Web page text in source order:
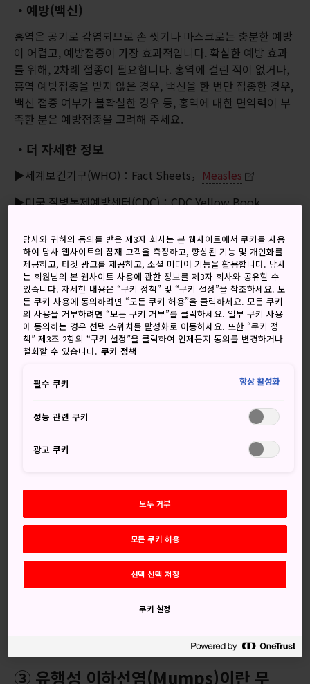
・예방(백신)
홍역은 공기로 감염되므로 손 씻기나 마스크로는 충분한 예방
이 어렵고, 예방접종이 가장 효과적입니다. 확실한 예방 효과
를 위해, 2차례 접종이 필요합니다. 홍역에 걸린 적이 없거나,
홍역 예방접종을 받지 않은 경우, 백신을 한 번만 접종한 경우,
백신 접종 여부가 불확실한 경우 등, 홍역에 대한 면역력이 부
족한 분은 예방접종을 고려해 주세요.
・더 자세한 정보
▶세계보건기구(WHO)：Fact Sheets， Measles
▶미국 질병통제예방센터(CDC)：CDC Yellow Book
② 풍진(Rubella)이란 무엇인가요?
풍진은 풍진 바이러스에 의해 발생하며, 환자와 접촉하거나 환
자의 기침이나 재채기 등으로 퍼진 바이러스를 흡입하여 전염
됩니다. 발열, 발진, 림프절 부종이 주요 증상입니다. 감염되더
라도 증상이 나타나지 않는 경우가 15~30% 정도 있습니다.
・예방(백신)
스에 감염되면, 태어날 아기가 난청, 백내장, 심장 질환 등을 가
지 않은 경우, 백신을 한 번만 접종한 경우, 백신 접종 여부가
종을 고려해 주세요.
・더 자세한 정보
▶세계보건기구(WHO)：Fact Sheets，
▶미국 질병통제예방센터(CDC)：CDC Yellow Book
2024，Rubella
▶미국 질병통제예방센터(CDC)：Rubella (German
③ 유행성 이하선염(Mumps)이란 무
당사와 귀하의 동의를 받은 제3자 회사는 본 웹사이트에서 쿠키를 사용
하여 당사 웹사이트의 잠재 고객을 측정하고, 향상된 기능 및 개인화를
제공하고, 타겟 광고를 제공하고, 소셜 미디어 기능을 활용합니다. 당사
는 회원님의 본 웹사이트 사용에 관한 정보를 제3자 회사와 공유할 수
있습니다. 자세한 내용은 “쿠키 정책” 및 “쿠키 설정”을 참조하세요. 모
든 쿠키 사용에 동의하려면 “모든 쿠키 허용”을 클릭하세요. 모든 쿠키
의 사용을 거부하려면 “모든 쿠키 거부”를 클릭하세요. 일부 쿠키 사용
에 동의하는 경우 선택 스위치를 활성화로 이동하세요. 또한 “쿠키 정
책” 제3조 2항의 “쿠키 설정”을 클릭하여 언제든지 동의를 변경하거나
철회할 수 있습니다. 쿠키 정책
필수 쿠키 항상 활성화
성능 관련 쿠키
광고 쿠키
모두 거부
모든 쿠키 허용
선택 선택 저장
쿠키 설정